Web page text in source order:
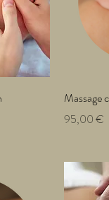
Massage
Prix
95,00 €